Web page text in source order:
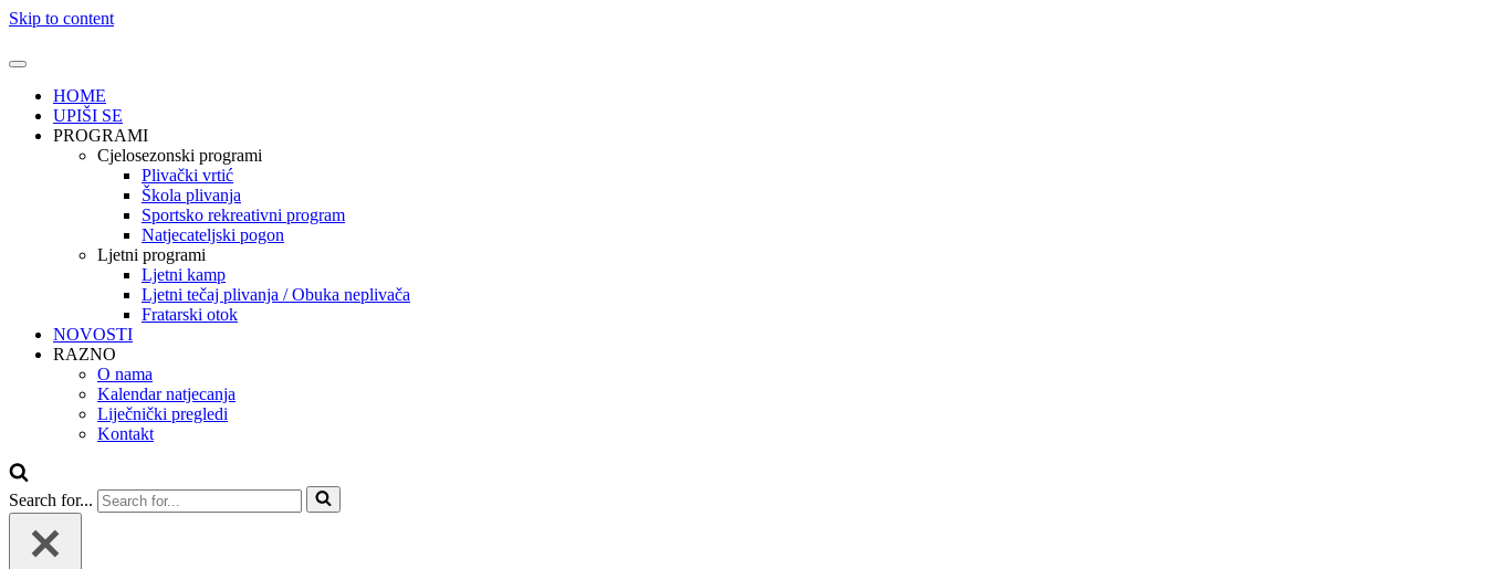
Skip to content
HOME
UPIŠI SE
PROGRAMI
Cjelosezonski programi
Plivački vrtić
Škola plivanja
Sportsko rekreativni program
Natjecateljski pogon
Ljetni programi
Ljetni kamp
Ljetni tečaj plivanja / Obuka neplivača
Fratarski otok
NOVOSTI
RAZNO
O nama
Kalendar natjecanja
Liječnički pregledi
Kontakt
Search for...